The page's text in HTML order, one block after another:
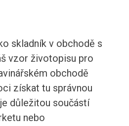
skladník v obchodě s
vzor životopisu pro
obchodě
získat tu správnou
důležitou součástí
nebo